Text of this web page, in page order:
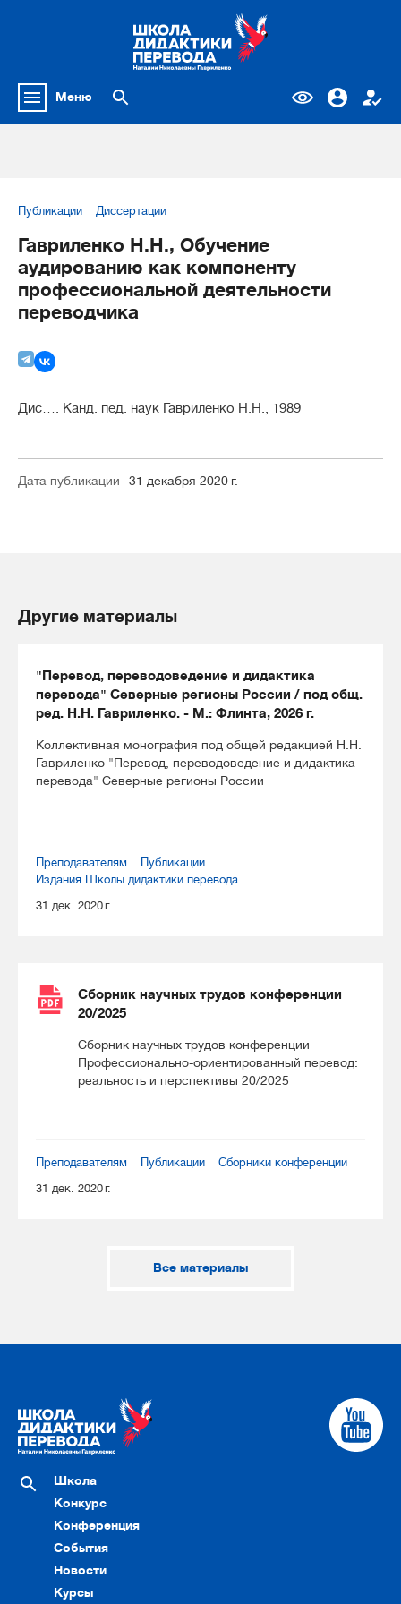
Меню
Публикации Диссертации
Гавриленко Н.Н., Обучение
аудированию как компоненту
профессиональной деятельности
переводчика
Дис…. Канд. пед. наук Гавриленко Н.Н., 1989
Дата публикации 31 декабря 2020 г.
Другие материалы
"Перевод, переводоведение и дидактика
перевода" Северные регионы России / под общ.
ред. Н.Н. Гавриленко. - М.: Флинта, 2026 г.
Коллективная монография под общей редакцией Н.Н.
Гавриленко "Перевод, переводоведение и дидактика
перевода" Северные регионы России
Преподавателям
Публикации
Издания Школы дидактики перевода
31 дек. 2020 г.
Сборник научных трудов конференции
20/2025
Сборник научных трудов конференции
Профессионально-ориентированный перевод:
реальность и перспективы 20/2025
Преподавателям Публикации
Сборники конференции
31 дек. 2020 г.
Все материалы
Школа
Конкурс
Конференция
События
Новости
Курсы